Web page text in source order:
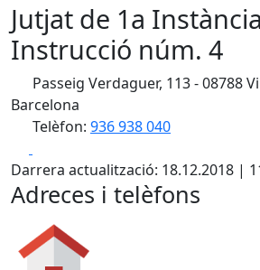
Jutjat de 1a
Instrucció núm. 4
Passeig Verdaguer, 113 - 08788
Barcelona
Telèfon: 936 938 040
Darrera actualització: 18.12.2018 |
Adreces i telèfons